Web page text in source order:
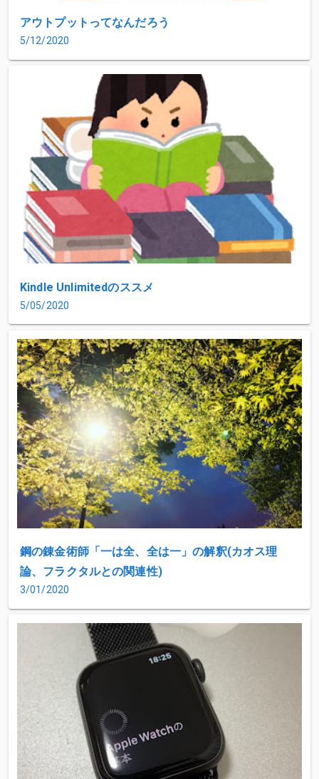
アウトプットってなんだろう
5/12/2020
Kindle Unlimitedのススメ
5/05/2020
鋼の錬金術師「一は全、全は一」の解釈(カオス理
論、フラクタルとの関連性)
3/01/2020